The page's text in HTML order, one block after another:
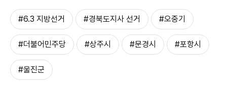
#6.3 지방선거 #경북도지사 선거 #오중기
#더불어민주당 #상주시 #문경시 #포항시
#울진군